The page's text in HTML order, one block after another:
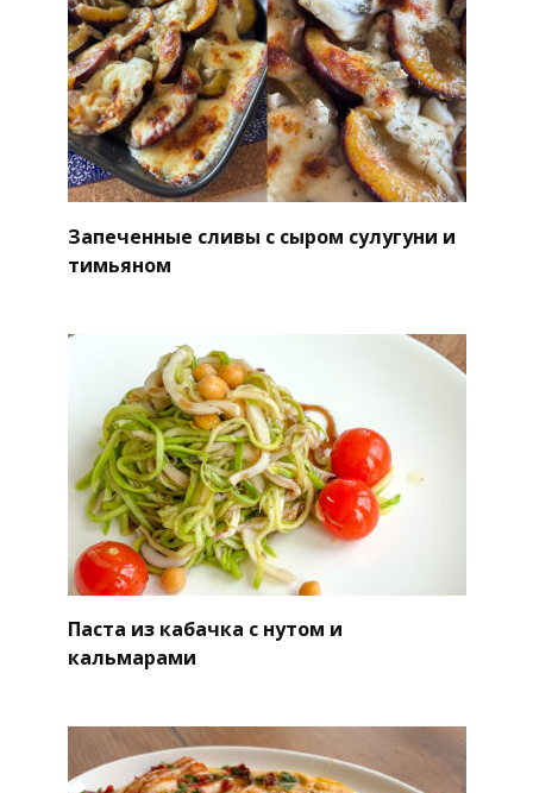
Запеченные сливы с сыром сулугуни и
тимьяном
Паста из кабачка с нутом и
кальмарами